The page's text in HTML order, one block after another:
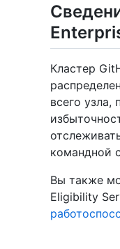
Кластер
всего узла,
командной
Вы также
Eligibility